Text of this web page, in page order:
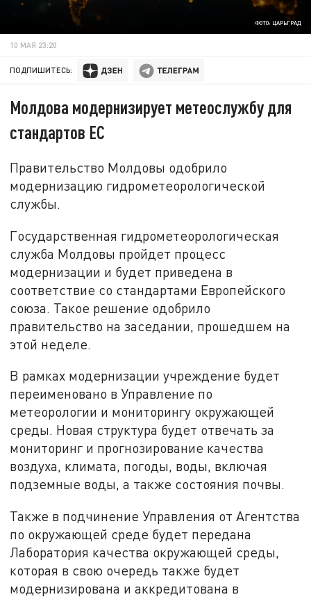
ФОТО: ЦАРЬГРАД
10 МАЯ 23:20
ПОДПИШИТЕСЬ:
Молдова модернизирует метеослужбу для
стандартов ЕС
Правительство Молдовы одобрило
модернизацию гидрометеорологической
службы.
Государственная гидрометеорологическая
служба Молдовы пройдет процесс
модернизации и будет приведена в
соответствие со стандартами Европейского
союза. Такое решение одобрило
правительство на заседании, прошедшем на
этой неделе.
В рамках модернизации учреждение будет
переименовано в Управление по
метеорологии и мониторингу окружающей
среды. Новая структура будет отвечать за
мониторинг и прогнозирование качества
воздуха, климата, погоды, воды, включая
подземные воды, а также состояния почвы.
Также в подчинение Управления от Агентства
по окружающей среде будет передана
Лаборатория качества окружающей среды,
которая в свою очередь также будет
модернизирована и аккредитована в